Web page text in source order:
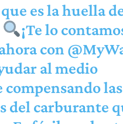
que es la huella
¡Te lo
con
al medio
las
del carburante